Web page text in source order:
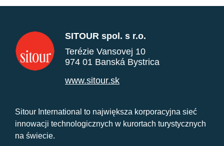
SITOUR spol. s r.o.
Terézie Vansovej 10
974 01 Banská Bystrica
www.sitour.sk
Sitour International to największa korporacyjna sieć
innowacji technologicznych w kurortach turystycznych
na świecie.